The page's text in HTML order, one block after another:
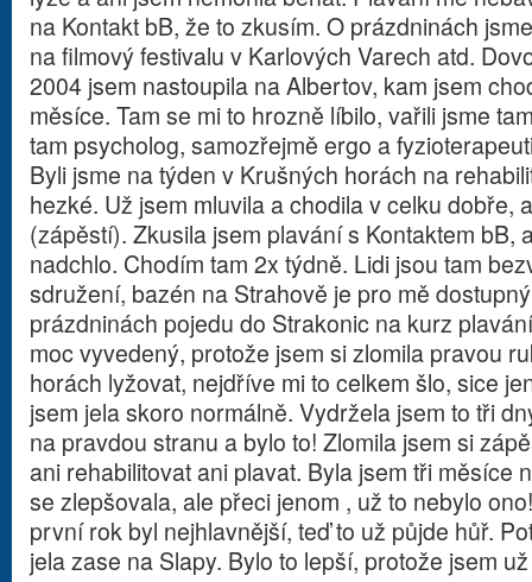
na Kontakt bB, že to zkusím. O prázdninách
na filmový festivalu v Karlových Varech atd.
2004 jsem nastoupila na Albertov, kam jsem
měsíce. Tam se mi to hrozně líbilo, vařili jsme
tam psycholog, samozřejmě ergo a
Byli jsme na týden v Krušných horách na
hezké. Už jsem mluvila a chodila v celku dobře,
(zápěstí). Zkusila jsem plavání s Kontaktem bB,
nadchlo. Chodím tam 2x týdně. Lidi jsou tam
sdružení, bazén na Strahově je pro mě
prázdninách pojedu do Strakonic na kurz
moc vyvedený, protože jsem si zlomila pravou
horách lyžovat, nejdříve mi to celkem šlo, sice
jsem jela skoro normálně. Vydržela jsem to tři
na pravdou stranu a bylo to! Zlomila jsem si
ani rehabilitovat ani plavat. Byla jsem tři měsíce
se zlepšovala, ale přeci jenom , už to nebylo
první rok byl nejhlavnější, teď to už půjde hůř.
jela zase na Slapy. Bylo to lepší, protože jsem